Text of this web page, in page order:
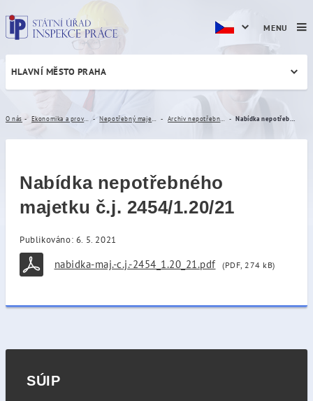
Nabídka nepotřebného
HLAVNÍ MĚSTO PRAHA
O nás
Nabídka nepotřebného
majetku č.j. 2454/1.20/21
Publikováno: 6. 5. 2021
nabidka-maj.-c.j.-2454_1.20_21.pdf (PDF, 274 kB)
MENU
SÚIP